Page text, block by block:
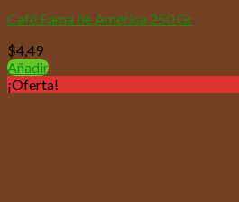
Café Fama de América 250 Gr
$4,49
Añadir
¡Oferta!